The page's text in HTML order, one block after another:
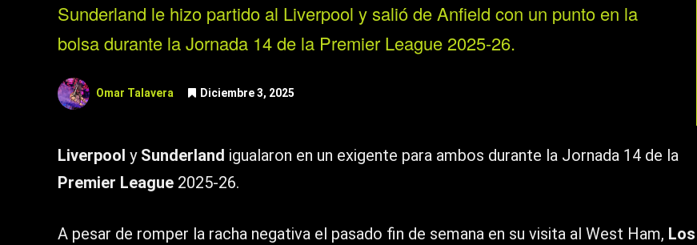
Sunderland le hizo partido al Liverpool y salió de Anfield con un punto en la
bolsa durante la Jornada 14 de la Premier League 2025-26.
Omar Talavera Diciembre 3, 2025
Liverpool y Sunderland igualaron en un exigente para ambos durante la Jornada 14 de la
Premier League 2025-26.
A pesar de romper la racha negativa el pasado fin de semana en su visita al West Ham, Los